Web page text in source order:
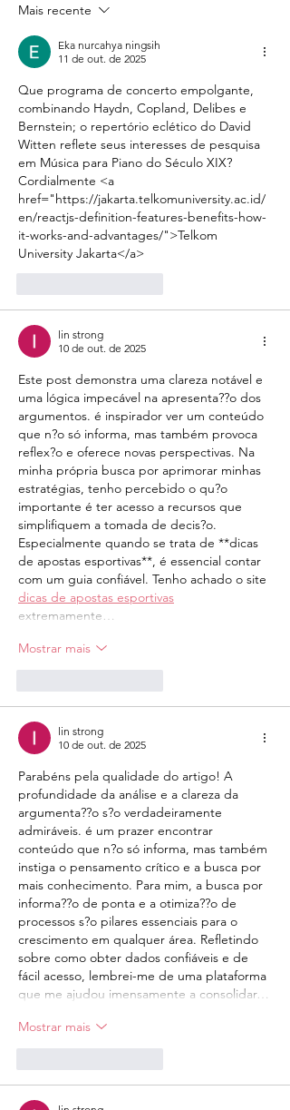
flautista Sara Lima e a pianista
Theresa Bogard na série Nobres
Recitais
Mais recente
Eka nurcahya ningsih
11 de out. de 2025
Que programa de concerto empolgante,
combinando Haydn, Copland, Delibes e
Bernstein; o repertório eclético do David
Witten reflete seus interesses de pesquisa
em Música para Piano do Século XIX?
Cordialmente <a
href="https://jakarta.telkomuniversity.ac.id/
en/reactjs-definition-features-benefits-how-
it-works-and-advantages/">Telkom
University Jakarta</a>
lin strong
10 de out. de 2025
Este post demonstra uma clareza notável e
uma lógica impecável na apresenta??o dos
argumentos. é inspirador ver um conteúdo
que n?o só informa, mas também provoca
reflex?o e oferece novas perspectivas. Na
minha própria busca por aprimorar minhas
estratégias, tenho percebido o qu?o
importante é ter acesso a recursos que
simplifiquem a tomada de decis?o.
Especialmente quando se trata de **dicas
de apostas esportivas**, é essencial contar
com um guia confiável. Tenho achado o site
dicas de apostas esportivas
extremamente…
Mostrar mais
lin strong
10 de out. de 2025
Parabéns pela qualidade do artigo! A
profundidade da análise e a clareza da
argumenta??o s?o verdadeiramente
admiráveis. é um prazer encontrar
conteúdo que n?o só informa, mas também
instiga o pensamento crítico e a busca por
mais conhecimento. Para mim, a busca por
informa??o de ponta e a otimiza??o de
processos s?o pilares essenciais para o
crescimento em qualquer área. Refletindo
sobre como obter dados confiáveis e de
fácil acesso, lembrei-me de uma plataforma
que me ajudou imensamente a consolidar…
Mostrar mais